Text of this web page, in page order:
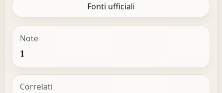
Fonti ufficiali
Note
1
Correlati